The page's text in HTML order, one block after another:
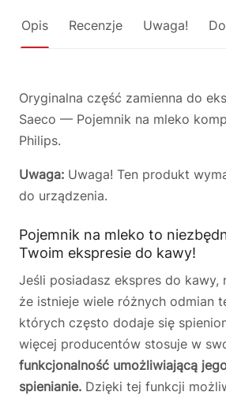
Opis Recenzje Uwaga!
Oryginalna część zamienna do
Saeco — Pojemnik na mleko
Philips.
Uwaga: Uwaga! Ten produkt
do urządzenia.
Pojemnik na mleko to
Twoim ekspresie do kawy!
Jeśli posiadasz ekspres do kawy,
że istnieje wiele różnych odmian
których często dodaje się
więcej producentów stosuje w
funkcjonalność umożliwiającą
spienianie. Dzięki tej funkcji